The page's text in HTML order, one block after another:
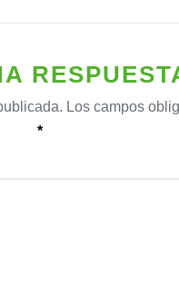
Los campos
*